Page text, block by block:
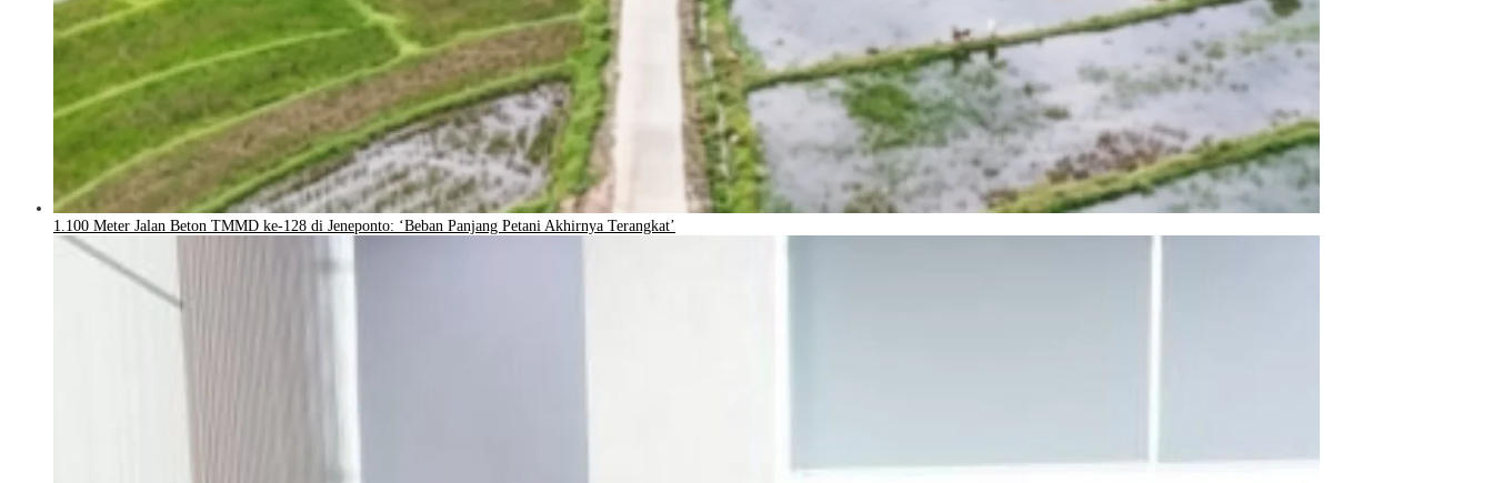
1.100 Meter Jalan Beton TMMD ke-128 di Jeneponto: ‘Beban Panjang Petani Akhirnya Terangkat’